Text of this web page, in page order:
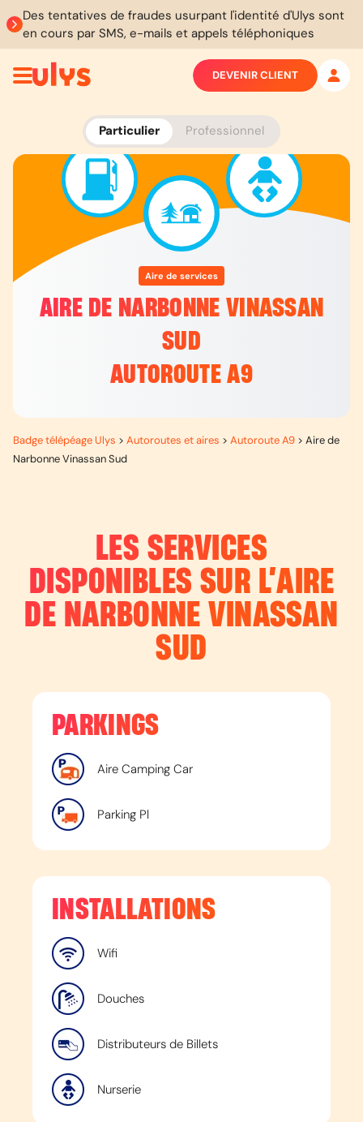
Des tentatives de fraudes usurpant l'identité d'Ulys sont
en cours par SMS, e-mails et appels téléphoniques
Particulier Professionnel
DEVENIR CLIENT
Aire de services
AIRE DE NARBONNE VINASSAN
SUD
AUTOROUTE A9
Badge télépéage Ulys > Autoroutes et aires > Autoroute A9 > Aire de
Narbonne Vinassan Sud
LES SERVICES
DISPONIBLES SUR L’AIRE
DE NARBONNE VINASSAN
SUD
PARKINGS
Aire Camping Car
Parking Pl
INSTALLATIONS
Wifi
Douches
Distributeurs de Billets
Nurserie